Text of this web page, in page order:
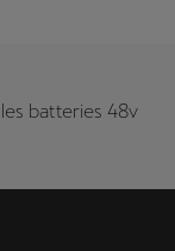
batteries 48v